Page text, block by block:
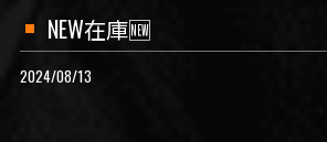
NEW在庫🆕
2024/08/13